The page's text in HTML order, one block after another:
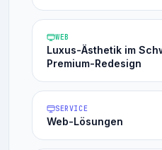
WEB
Luxus-Ästhetik im
Premium-Redesign
SERVICE
Web-Lösungen